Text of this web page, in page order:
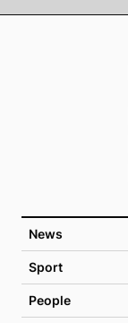
News
Sport
People